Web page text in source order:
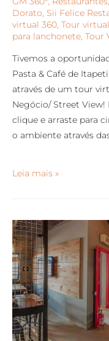
Dorato Sii Felice
virtual 360 Tour
para lanchonete Tour
Tivemos a
Pasta & Café de
através de um tour
Negócio/ Street View!
clique e arraste para
o ambiente através
Leia mais »